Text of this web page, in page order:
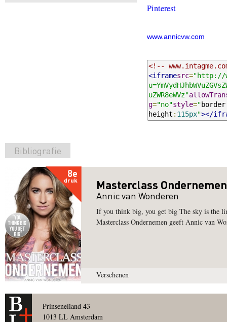
Pinterest
www.annicvw.com
<!--
<iframesrc="http://
uZWR8eWVz"
g="no"style="border
height : 115px"></
Bibliografie
8e
druk Masterclass Ondernemen
Annic van Wonderen
If you think big, you get big The sky is the
Masterclass Ondernemen geeft Annic van
Verschenen
Prinseneiland 43
1013 LL Amsterdam